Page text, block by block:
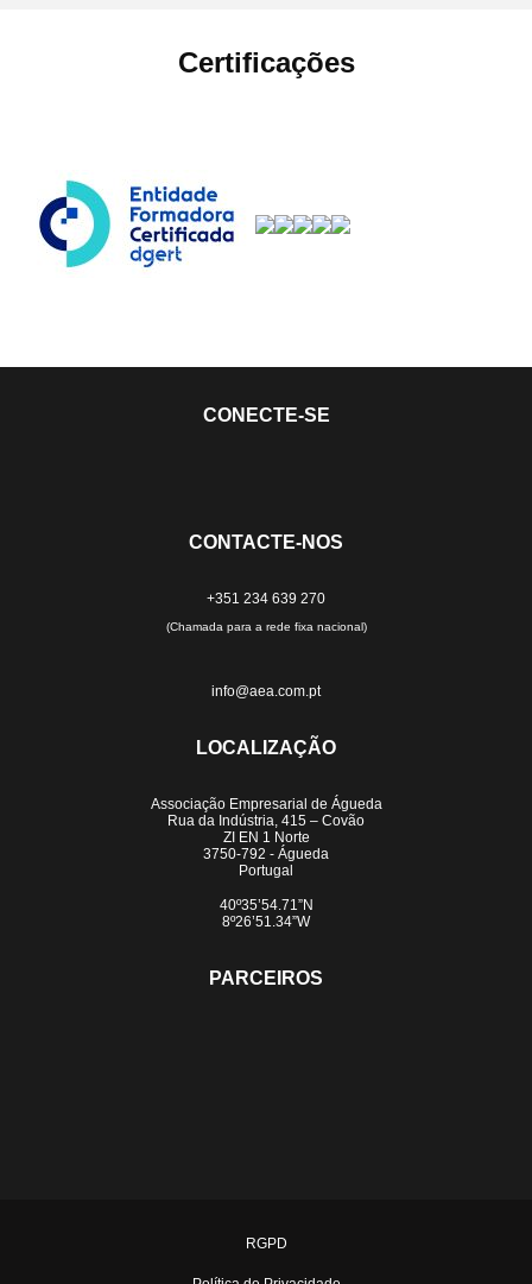
Certificações
CONECTE-SE
CONTACTE-NOS
+351 234 639 270
(Chamada para a rede fixa nacional)
info@aea.com.pt
LOCALIZAÇÃO
Associação Empresarial de Águeda
Rua da Indústria, 415 – Covão
ZI EN 1 Norte
3750-792 - Águeda
Portugal
40º35’54.71”N
8º26’51.34”W
PARCEIROS
RGPD